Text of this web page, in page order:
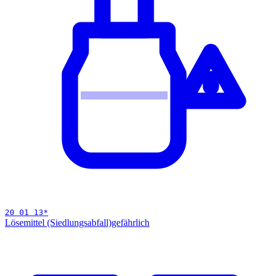
20 01 13*
Lösemittel (Siedlungsabfall)gefährlich